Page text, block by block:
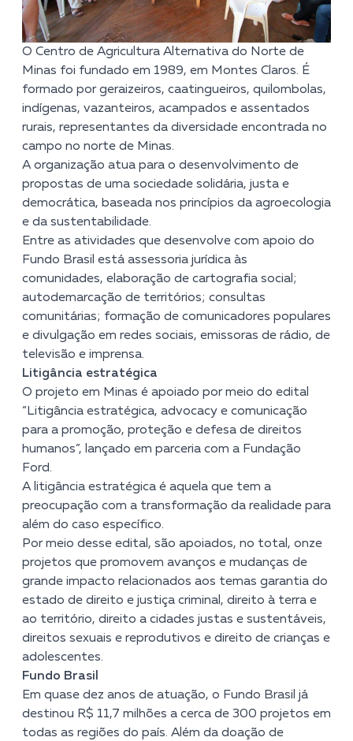
O Centro de Agricultura Alternativa do Norte de
Minas foi fundado em 1989, em Montes Claros. É
formado por geraizeiros, caatingueiros, quilombolas,
indígenas, vazanteiros, acampados e assentados
rurais, representantes da diversidade encontrada no
campo no norte de Minas.
A organização atua para o desenvolvimento de
propostas de uma sociedade solidária, justa e
democrática, baseada nos princípios da agroecologia
e da sustentabilidade.
Entre as atividades que desenvolve com apoio do
Fundo Brasil está assessoria jurídica às
comunidades, elaboração de cartografia social;
autodemarcação de territórios; consultas
comunitárias; formação de comunicadores populares
e divulgação em redes sociais, emissoras de rádio, de
televisão e imprensa.
Litigância estratégica
O projeto em Minas é apoiado por meio do edital
“Litigância estratégica, advocacy e comunicação
para a promoção, proteção e defesa de direitos
humanos”, lançado em parceria com a Fundação
Ford.
A litigância estratégica é aquela que tem a
preocupação com a transformação da realidade para
além do caso específico.
Por meio desse edital, são apoiados, no total, onze
projetos que promovem avanços e mudanças de
grande impacto relacionados aos temas garantia do
estado de direito e justiça criminal, direito à terra e
ao território, direito a cidades justas e sustentáveis,
direitos sexuais e reprodutivos e direito de crianças e
adolescentes.
Fundo Brasil
Em quase dez anos de atuação, o Fundo Brasil já
destinou R$ 11,7 milhões a cerca de 300 projetos em
todas as regiões do país. Além da doação de